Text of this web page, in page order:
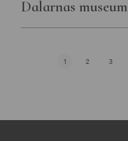
Dalarnas museum
1 2 3